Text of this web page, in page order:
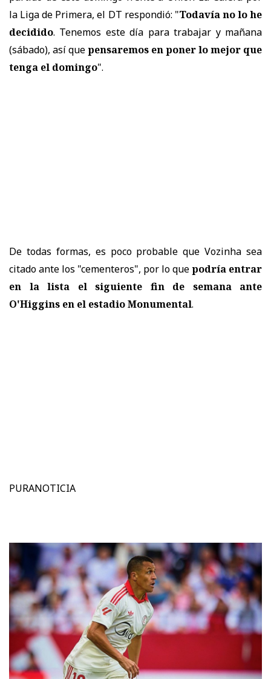
la Liga de Primera, el DT respondió: "Todavía no lo he
decidido. Tenemos este día para trabajar y mañana
(sábado), así quepensaremos en poner lo mejor que
tenga el domingo".
De todas formas, es poco probable que Vozinha sea
citado ante los "cementeros", por lo quepodría entrar
en la lista el siguiente fin de semana ante
O'Higgins en el estadio Monumental.
PURANOTICIA